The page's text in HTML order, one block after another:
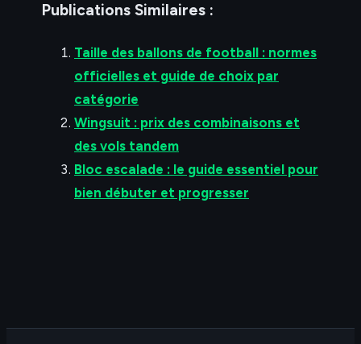
Publications Similaires :
Taille des ballons de football : normes
officielles et guide de choix par
catégorie
Wingsuit : prix des combinaisons et
des vols tandem
Bloc escalade : le guide essentiel pour
bien débuter et progresser